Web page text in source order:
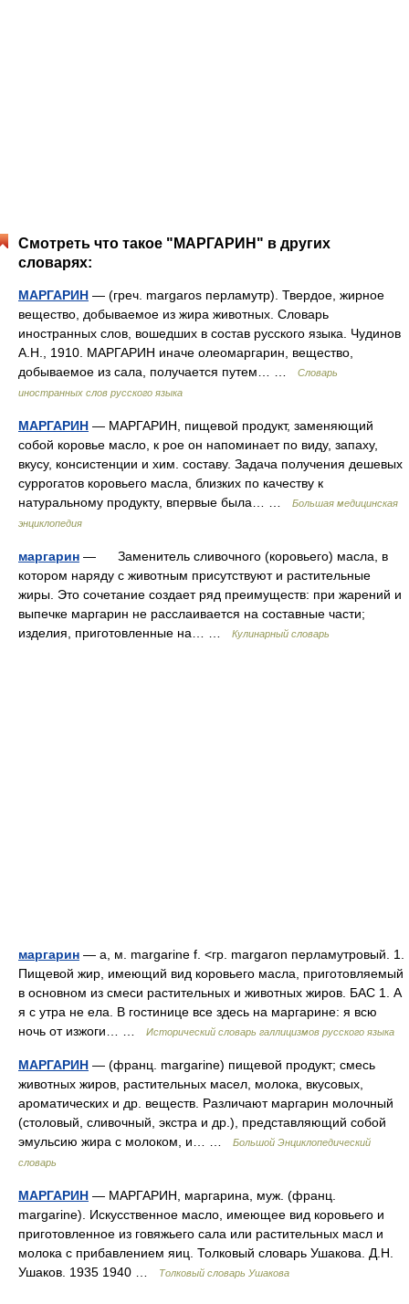
Смотреть что такое "МАРГАРИН" в других
словарях:
МАРГАРИН — (греч. margaros перламутр). Твердое, жирное
вещество, добываемое из жира животных. Словарь
иностранных слов, вошедших в состав русского языка. Чудинов
А.Н., 1910. МАРГАРИН иначе олеомаргарин, вещество,
добываемое из сала, получается путем… …
Словарь
иностранных слов русского языка
МАРГАРИН — МАРГАРИН, пищевой продукт, заменяющий
собой коровье масло, к рое он напоминает по виду, запаху,
вкусу, консистенции и хим. составу. Задача получения дешевых
суррогатов коровьего масла, близких по качеству к
натуральному продукту, впервые была… …
Большая медицинская
энциклопедия
маргарин — Заменитель сливочного (коровьего) масла, в
котором наряду с животным присутствуют и растительные
жиры. Это сочетание создает ряд преимуществ: при жарений и
выпечке маргарин не расслаивается на составные части;
изделия, приготовленные на… …
Кулинарный словарь
маргарин — а, м. margarine f. <гр. margaron перламутровый. 1.
Пищевой жир, имеющий вид коровьего масла, приготовляемый
в основном из смеси растительных и животных жиров. БАС 1. А
я с утра не ела. В гостинице все здесь на маргарине: я всю
ночь от изжоги… …
Исторический словарь галлицизмов русского языка
МАРГАРИН — (франц. margarine) пищевой продукт; смесь
животных жиров, растительных масел, молока, вкусовых,
ароматических и др. веществ. Различают маргарин молочный
(столовый, сливочный, экстра и др.), представляющий собой
эмульсию жира с молоком, и… …
Большой Энциклопедический
словарь
МАРГАРИН — МАРГАРИН, маргарина, муж. (франц.
margarine). Искусственное масло, имеющее вид коровьего и
приготовленное из говяжьего сала или растительных масл и
молока с прибавлением яиц. Толковый словарь Ушакова. Д.Н.
Ушаков. 1935 1940 …
Толковый словарь Ушакова